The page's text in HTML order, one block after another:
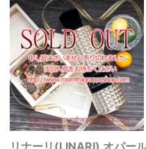
リナーリ(LINARI) オパー